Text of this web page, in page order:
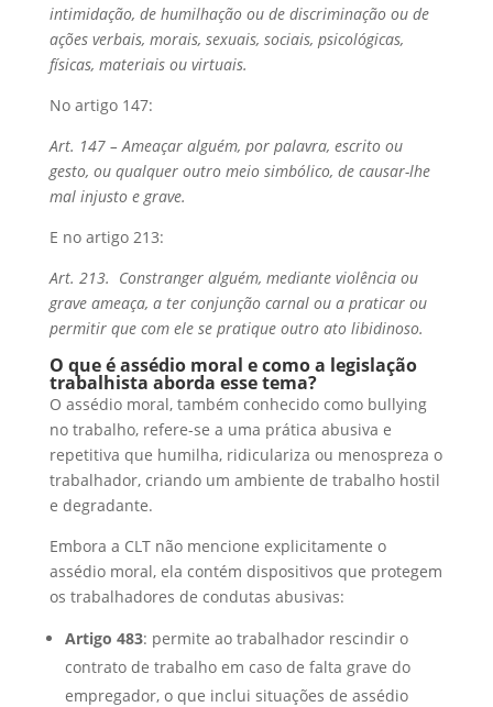
intimidação, de humilhação ou de discriminação ou de
ações verbais, morais, sexuais, sociais, psicológicas,
físicas, materiais ou virtuais.
No artigo 147:
Art. 147 – Ameaçar alguém, por palavra, escrito ou
gesto, ou qualquer outro meio simbólico, de causar-lhe
mal injusto e grave.
E no artigo 213:
Art. 213. Constranger alguém, mediante violência ou
grave ameaça, a ter conjunção carnal ou a praticar ou
permitir que com ele se pratique outro ato libidinoso.
O que é assédio moral e como a legislação
trabalhista aborda esse tema?
O assédio moral, também conhecido como bullying
no trabalho, refere-se a uma prática abusiva e
repetitiva que humilha, ridiculariza ou menospreza o
trabalhador, criando um ambiente de trabalho hostil
e degradante.
Embora a CLT não mencione explicitamente o
assédio moral, ela contém dispositivos que protegem
os trabalhadores de condutas abusivas:
Artigo 483: permite ao trabalhador rescindir o
contrato de trabalho em caso de falta grave do
empregador, o que inclui situações de assédio